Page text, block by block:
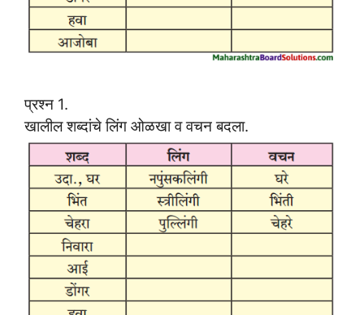
प्रश्न 1.
खालील शब्दांचे लिंग ओळखा व वचन बदला.